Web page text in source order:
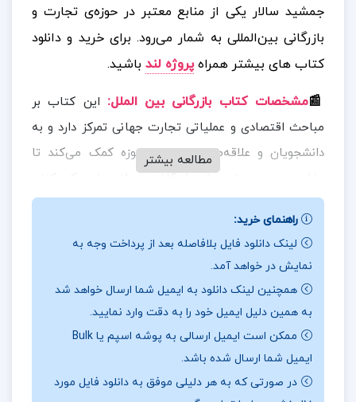
جمشید سالار یکی از منابع معتبر در حوزه‌ی تجارت و
بازرگانی بین‌المللی به شمار می‌رود. برای خرید و دانلود
کتاب های بیشتر همراه پروژه لند باشید.
📰مشخصات کتاب بازرگانی بین الملل: این کتاب بر
مباحث اقتصادی و عملیاتی تجارت جهانی تمرکز دارد و به
دانشجویان و علاقه‌مندان به این حوزه کمک می‌کند تا
همچنین برای کسانی که می‌خواهند به‌طور عمیق‌تر با اصول
و مباحث بازرگانی بین‌الملل آشنا شوند، منبع مناسبی
📖بخشی از کتاب بازرگانی بین الملل:این کتاب به
بررسی استراتژی‌ها و سیاست‌های تجاری، نظریه‌های
اقتصادی پشت بازرگانی بین‌الملل، و نقش سازمان‌های
همچنین چالش‌های اجرایی، حقوقی و اقتصادی در مبادلات
مطالعه بیشتر
راهنمای خرید:
لینک دانلود فایل بلافاصله بعد از پرداخت وجه به
نمایش در خواهد آمد.
همچنین لینک دانلود به ایمیل شما ارسال خواهد شد
به همین دلیل ایمیل خود را به دقت وارد نمایید.
ممکن است ایمیل ارسالی به پوشه اسپم یا Bulk
ایمیل شما ارسال شده باشد.
در صورتی که به هر دلیلی موفق به دانلود فایل مورد